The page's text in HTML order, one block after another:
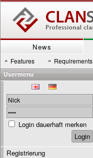
News
» Features » Requirements
Usermenu
Login dauerhaft merken
Registrierung